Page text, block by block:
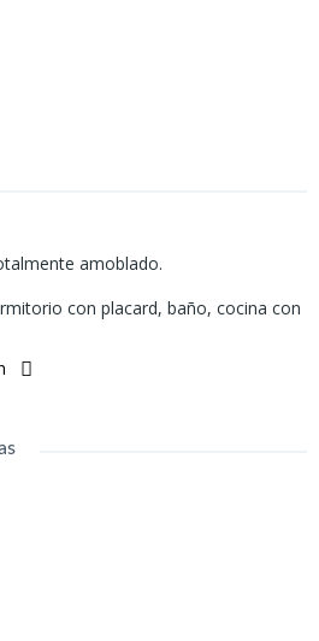
amoblado.
con placard, baño, cocina con
SUM, pileta.